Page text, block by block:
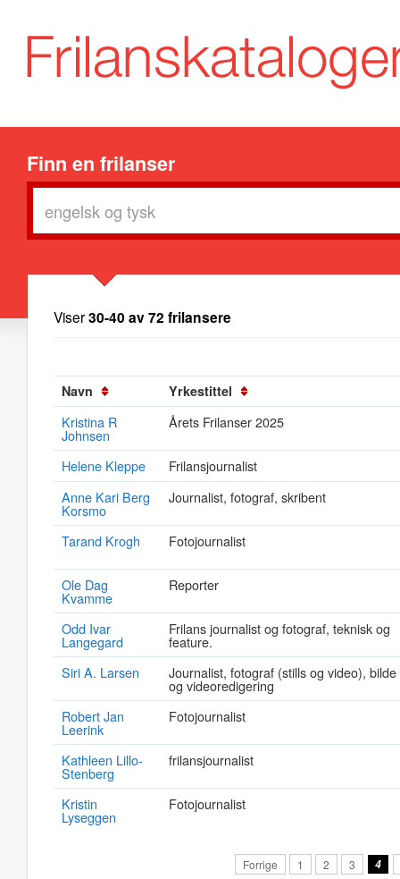
Finn en frilanser
Viser30-40 av 72 frilansere
Navn Yrkestittel
Kristina R
Johnsen
Årets Frilanser 2025
Helene Kleppe
Frilansjournalist
Anne Kari Berg
Korsmo
Journalist, fotograf, skribent
Tarand Krogh Fotojournalist
Ole Dag
Kvamme
Reporter
Odd Ivar
Langegard
Frilans journalist og fotograf, teknisk og
feature.
Siri A. Larsen
Journalist, fotograf (stills og video), bilde
og videoredigering
Robert Jan
Leerink
Fotojournalist
Kathleen Lillo-
Stenberg
frilansjournalist
Kristin
Lyseggen
Fotojournalist
Forrige 1 2 3 4